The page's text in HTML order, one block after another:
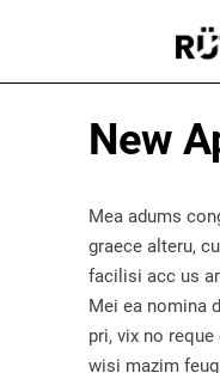
New
Mea adums
graece alteru,
facilisi acc us
Mei ea nomina
pri, vix no
wisi mazim